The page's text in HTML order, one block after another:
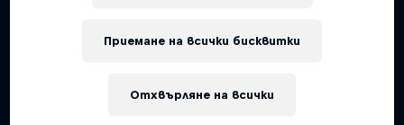
Отхвърляне на всички
Приемане на всички бисквитки